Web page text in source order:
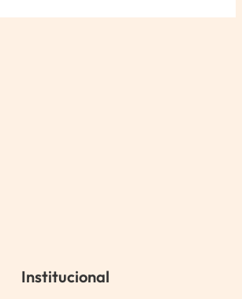
Institucional